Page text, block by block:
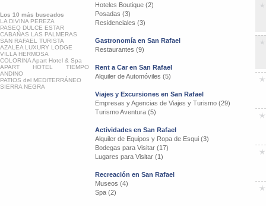
Los 10 más buscados
LA DIVINA PEREZA
PASEO DULCE ESTAR
CABAÑAS LAS PALMERAS
SAN RAFAEL TURISTA
AZALEA LUXURY LODGE
VILLA HERMOSA
COLORINA Apart Hotel & Spa
APART HOTEL TIEMPO
ANDINO
PATIOS del MEDITERRÁNEO
SIERRA NEGRA
Hoteles Boutique (2)
Posadas (3)
Residenciales (3)
Gastronomía en San Rafael
Restaurantes (9)
Rent a Car en San Rafael
Alquiler de Automóviles (5)
Viajes y Excursiones en San Rafael
Empresas y Agencias de Viajes y Turismo (29)
Turismo Aventura (5)
Actividades en San Rafael
Alquiler de Equipos y Ropa de Esqui (3)
Bodegas para Visitar (17)
Lugares para Visitar (1)
Recreación en San Rafael
Museos (4)
Spa (2)